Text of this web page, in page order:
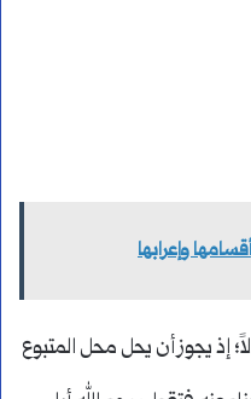
وإعرابها
إذ يجوز أن يحل محل المتبوع